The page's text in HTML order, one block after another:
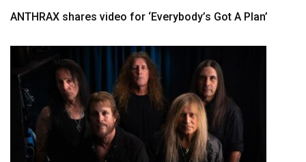
ANTHRAX shares video for ‘Everybody’s Got A Plan’